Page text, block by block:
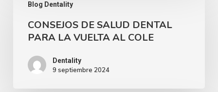
saludable
Blog Dentality
SALUD
DENTAL
PARA
VUELTA
CONSEJOS DE SALUD DENTAL
PARA LA VUELTA AL COLE
Dentality
9 septiembre 2024